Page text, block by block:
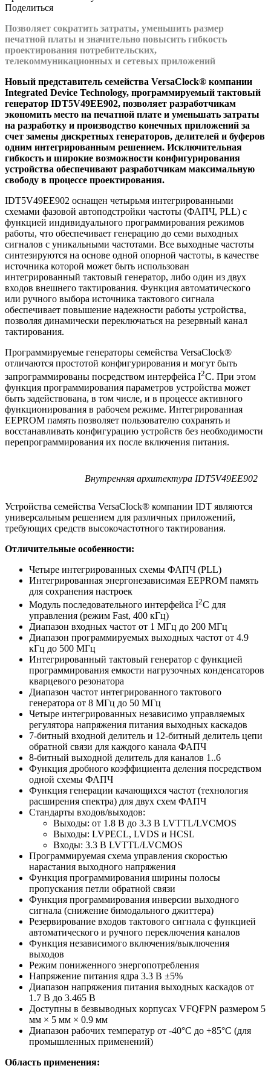
Поделиться
Позволяет сократить затраты, уменьшить размер
печатной платы и значительно повысить гибкость
проектирования потребительских,
телекоммуникационных и сетевых приложений
Новый представитель семейства VersaClock® компании
Integrated Device Technology, программируемый тактовый
генератор IDT5V49EE902, позволяет разработчикам
экономить место на печатной плате и уменьшать затраты
на разработку и производство конечных приложений за
счет замены дискретных генераторов, делителей и буферов
одним интегрированным решением. Исключительная
гибкость и широкие возможности конфигурирования
устройства обеспечивают разработчикам максимальную
свободу в процессе проектирования.
IDT5V49EE902 оснащен четырьмя интегрированными
схемами фазовой автоподстройки частоты (ФАПЧ, PLL) с
функцией индивидуального программирования режимов
работы, что обеспечивает генерацию до семи выходных
сигналов с уникальными частотами. Все выходные частоты
синтезируются на основе одной опорной частоты, в качестве
источника которой может быть использован
интегрированный тактовый генератор, либо один из двух
входов внешнего тактирования. Функция автоматического
или ручного выбора источника тактового сигнала
обеспечивает повышение надежности работы устройства,
позволяя динамически переключаться на резервный канал
тактирования.
Программируемые генераторы семейства VersaClock®
отличаются простотой конфигурирования и могут быть
запрограммированы посредством интерфейса I2C. При этом
функция программирования параметров устройства может
быть задействована, в том числе, и в процессе активного
функционирования в рабочем режиме. Интегрированная
EEPROM память позволяет пользователю сохранять и
восстанавливать конфигурацию устройств без необходимости
перепрограммирования их после включения питания.
Внутренняя архитектура IDT5V49EE902
Устройства семейства VersaClock® компании IDT являются
универсальным решением для различных приложений,
требующих средств высокочастотного тактирования.
Отличительные особенности:
Четыре интегрированных схемы ФАПЧ (PLL)
Интегрированная энергонезависимая EEPROM память
для сохранения настроек
Модуль последовательного интерфейса I2C для
управления (режим Fast, 400 кГц)
Диапазон входных частот от 1 МГц до 200 МГц
Диапазон программируемых выходных частот от 4.9
кГц до 500 МГц
Интегрированный тактовый генератор с функцией
программирования емкости нагрузочных конденсаторов
кварцевого резонатора
Диапазон частот интегрированного тактового
генератора от 8 МГц до 50 МГц
Четыре интегрированных независимо управляемых
регулятора напряжения питания выходных каскадов
7-битный входной делитель и 12-битный делитель цепи
обратной связи для каждого канала ФАПЧ
8-битный выходной делитель для каналов 1..6
Функция дробного коэффициента деления посредством
одной схемы ФАПЧ
Функция генерации качающихся частот (технология
расширения спектра) для двух схем ФАПЧ
Стандарты входов/выходов:
Выходы: от 1.8 В до 3.3 В LVTTL/LVCMOS
Выходы: LVPECL, LVDS и HCSL
Входы: 3.3 В LVTTL/LVCMOS
Программируемая схема управления скоростью
нарастания выходного напряжения
Функция программирования ширины полосы
пропускания петли обратной связи
Функция программирования инверсии выходного
сигнала (снижение бимодального джиттера)
Резервирование входов тактового сигнала с функцией
автоматического и ручного переключения каналов
Функция независимого включения/выключения
выходов
Режим пониженного энергопотребления
Напряжение питания ядра 3.3 В ±5%
Диапазон напряжения питания выходных каскадов от
1.7 В до 3.465 В
Доступны в безвыводных корпусах VFQFPN размером 5
мм × 5 мм × 0.9 мм
Диапазон рабочих температур от -40°C до +85°C (для
промышленных применений)
Область применения: